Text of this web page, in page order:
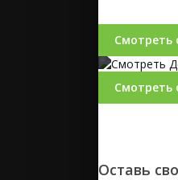
Смотреть
Смотреть
Оставь